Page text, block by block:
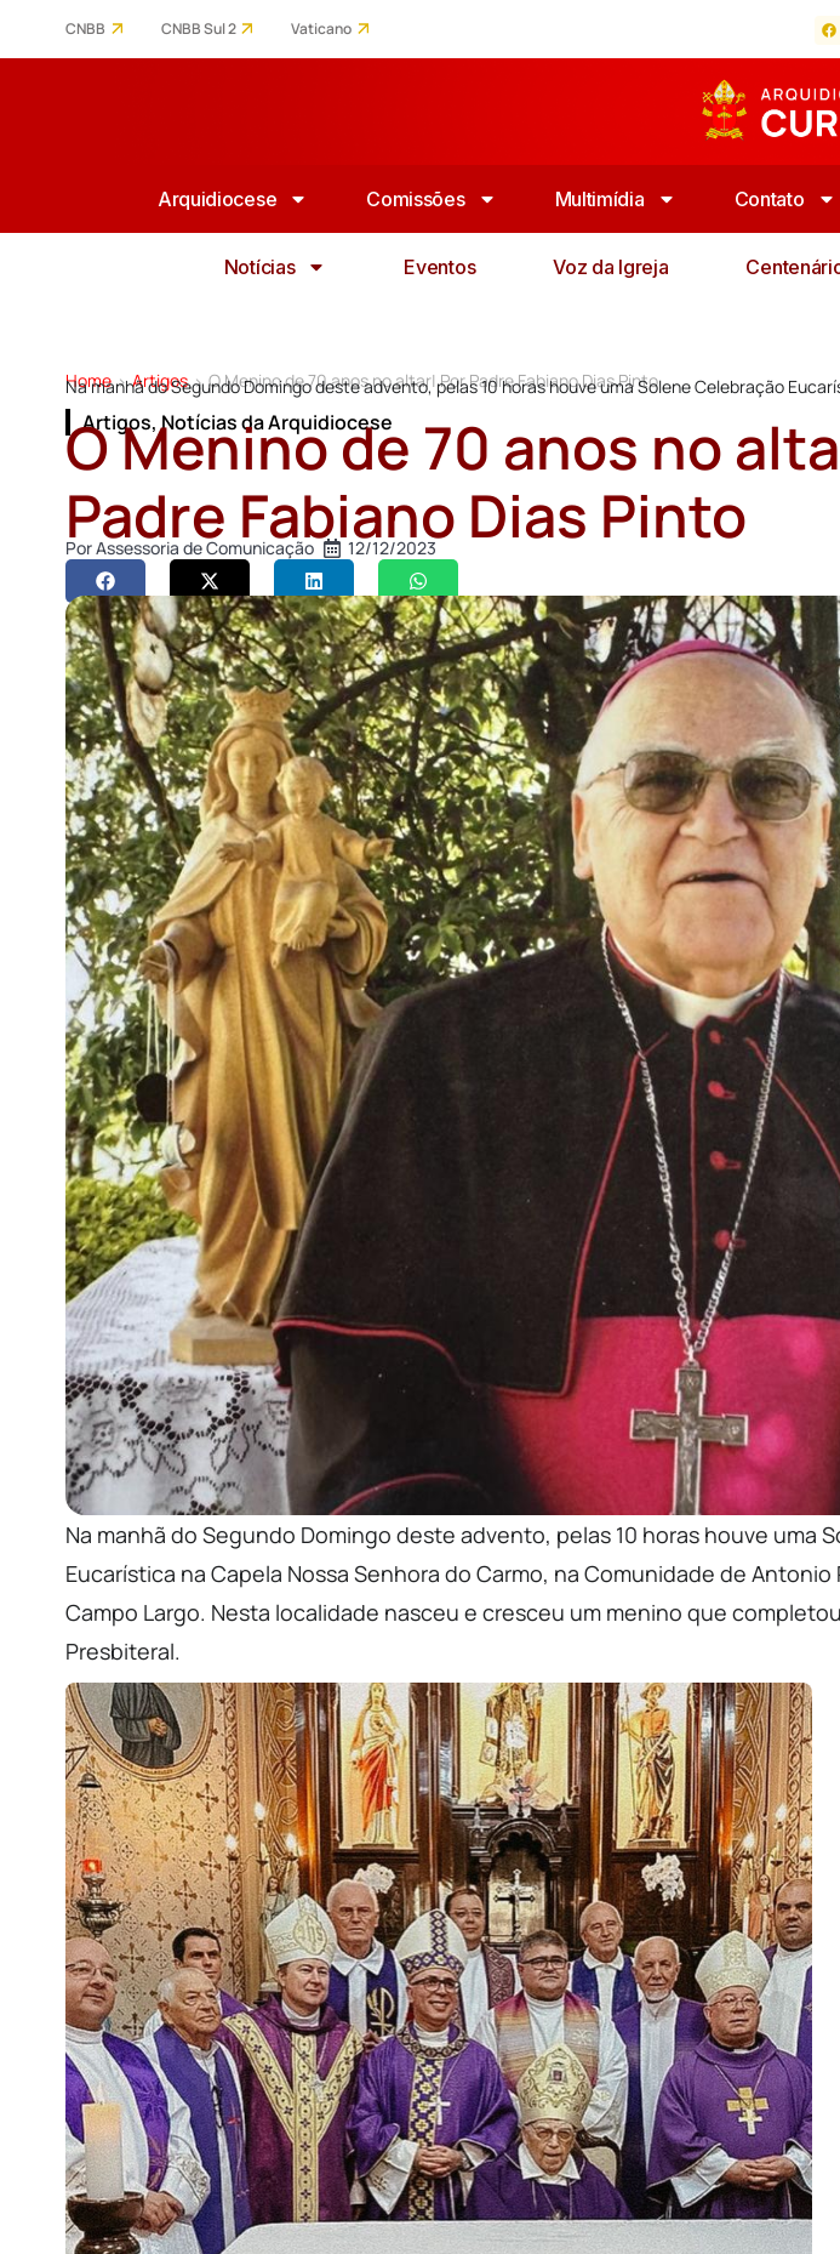
CNBB CNBB Sul 2 Vaticano
Arquidiocese Comissões Multimídia Contato
Notícias Eventos Voz da Igreja
Home > Artigos > O Menino de 70 anos no altar| Por Padre Fabiano Dias Pinto
Na manhã do Segundo Domingo deste advento, pelas 10 horas houve uma Solene Celebração
Artigos,Notícias da Arquidiocese
O Menino de 70 anos no
Padre Fabiano Dias Pinto
PorAssessoria de Comunicação 12/12/2023
Na manhã do Segundo Domingo deste advento, pelas 10 horas houve uma
Eucarística na Capela Nossa Senhora do Carmo, na Comunidade de
Campo Largo. Nesta localidade nasceu e cresceu um menino que
Presbiteral.